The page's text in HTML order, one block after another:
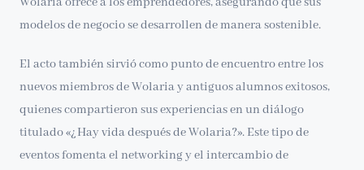
modelos de negocio se desarrollen de manera sostenible.
El acto también sirvió como punto de encuentro entre los
nuevos miembros de Wolaria y antiguos alumnos exitosos,
quienes compartieron sus experiencias en un diálogo
titulado «¿Hay vida después de Wolaria?». Este tipo de
eventos fomenta el networking y el intercambio de